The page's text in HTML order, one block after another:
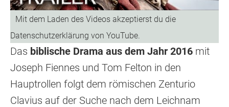
Das biblische Drama aus dem Jahr 2016 mit
Joseph Fiennes und Tom Felton in den
Hauptrollen folgt dem römischen Zenturio
Clavius auf der Suche nach dem Leichnam